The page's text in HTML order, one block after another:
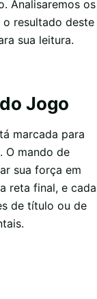
Analisaremos os
resultado deste
sua leitura.
Jogo
marcada para
O mando de
sua força em
reta final, e cada
de título ou de